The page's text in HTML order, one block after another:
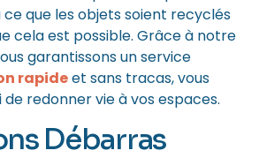
que les objets soient recyclés
cela est possible. Grâce à notre
garantissons un service
rapideet sans tracas, vous
redonner vie à vos espaces.
Débarras